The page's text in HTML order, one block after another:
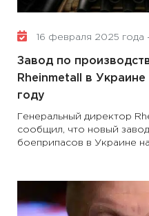
16 февраля 2025 года
Завод по
Rheinmetall в
году
Генеральный директор
сообщил, что новый
боеприпасов в Украине